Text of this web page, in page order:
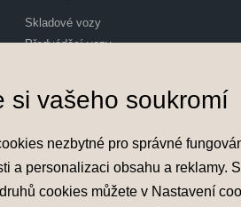
Skladové vozy
Předváděcí vozy
Financování vozu
Akční nabídky
Konfigurátor
Konfigurátor
si vašeho soukromí
nezbytné pro správné
a personalizaci obsahu a reklamy.
cookies můžete v Nastavení